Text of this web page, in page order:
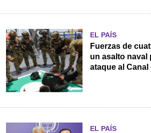
EL PAÍS
Fuerzas de
un asalto naval
ataque al Canal
EL PAÍS